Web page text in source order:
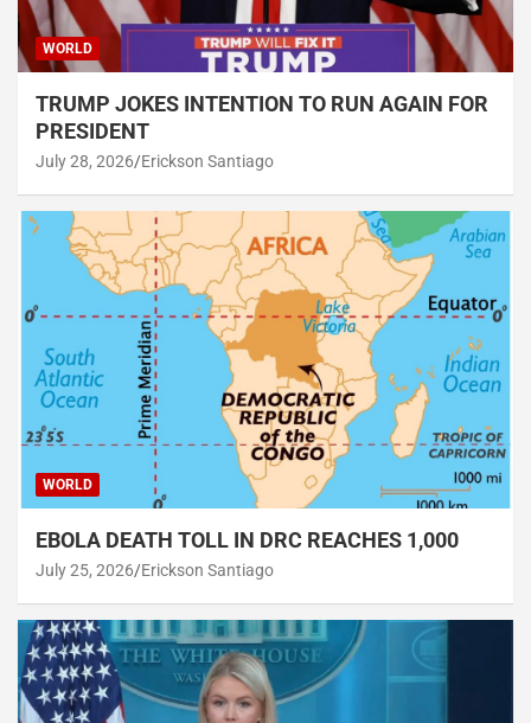
WORLD
TRUMP JOKES INTENTION TO RUN AGAIN FOR
PRESIDENT
July 28, 2026 Erickson Santiago
WORLD
EBOLA DEATH TOLL IN DRC REACHES 1,000
July 25, 2026 Erickson Santiago